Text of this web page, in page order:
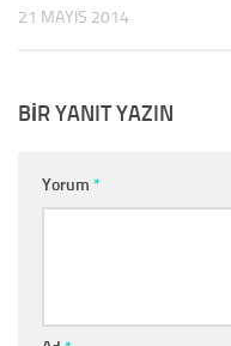
21 MAYIS 2014
BIR YANIT YAZIN
Yorum *